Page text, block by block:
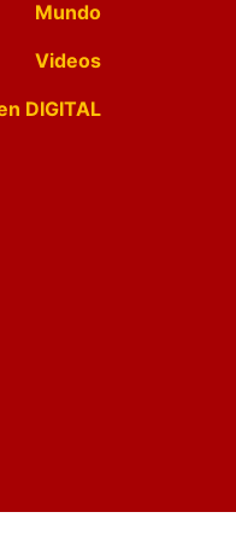
Mundo
Videos
DIGITAL